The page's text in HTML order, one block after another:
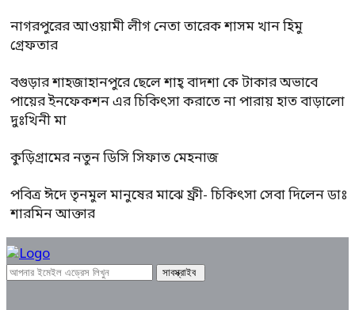
নাগরপুরের আওয়ামী লীগ নেতা তারেক শাসম খান হিমু
গ্রেফতার
বগুড়ার শাহজাহানপুরে ছেলে শাহ্ বাদশা কে টাকার অভাবে
পায়ের ইনফেকশন এর চিকিৎসা করাতে না পারায় হাত বাড়ালো
দুঃখিনী মা
কুড়িগ্রামের নতুন ডিসি সিফাত মেহনাজ
পবিত্র ঈদে তৃনমুল মানুষের মাঝে ফ্রী- চিকিৎসা সেবা দিলেন ডাঃ
শারমিন আক্তার